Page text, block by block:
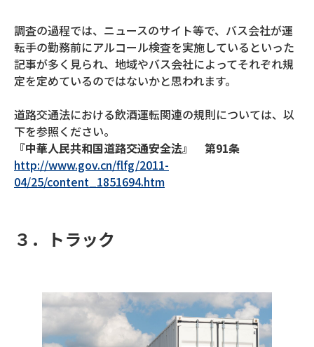
調査の過程では、ニュースのサイト等で、バス会社が運
転手の勤務前にアルコール検査を実施しているといった
記事が多く見られ、地域やバス会社によってそれぞれ規
定を定めているのではないかと思われます。
道路交通法における飲酒運転関連の規則については、以
下を参照ください。
『中華人民共和国道路交通安全法』 第91条
http://www.gov.cn/flfg/2011-
04/25/content_1851694.htm
３．トラック